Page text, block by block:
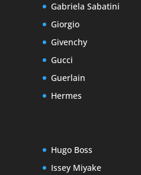
Gabriela Sabatini
Giorgio
Givenchy
Gucci
Guerlain
Hermes
Hugo Boss
Issey Miyake